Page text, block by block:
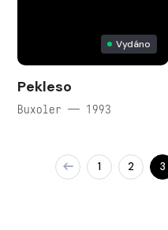
Vydáno
Pekleso
Buxoler — 1993
1 2 3